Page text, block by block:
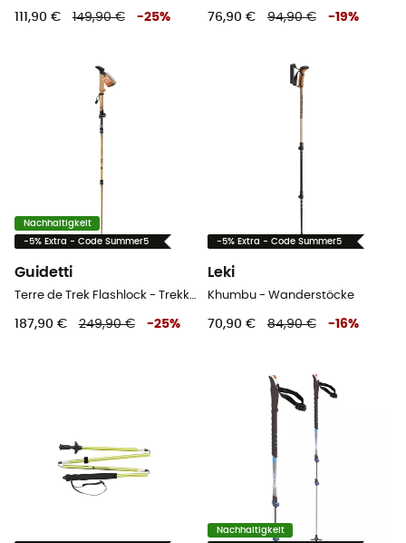
111,90 € 149,90 € -25% 76,90 € 94,90 € -19%
Nachhaltigkeit
-5% Extra - Code Summer5
Guidetti
187,90 € 249,90 € -25%
-5% Extra - Code Summer5
Leki
Khumbu - Wanderstöcke
70,90 € 84,90 € -16%
Nachhaltigkeit